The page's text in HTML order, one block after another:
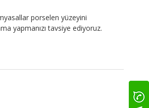
porselen yüzeyini
yapmanızı tavsiye ediyoruz.